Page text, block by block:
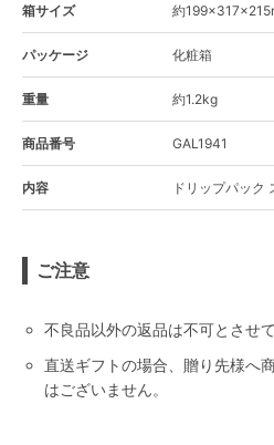
箱サイズ 約
パッケージ 化粧箱
重量 約1.2kg
商品番号 GAL1941
内容 ドリップパック
ご注意
不良品以外の返品は不可とさせ
直送ギフトの場合、贈り先様へ
はございません。